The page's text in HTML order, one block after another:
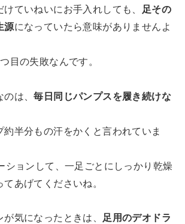
ていねいにお手入れしても、
足その
源になっていたら意味がありませんよ
目の失敗なんです。
のは、毎日同じパンプスを履き続けな
約半分もの汗をかくと言われていま
ションして、一足ごとにしっかり乾燥
あげてくださいね。
気になったときは、 足用のデオドラ